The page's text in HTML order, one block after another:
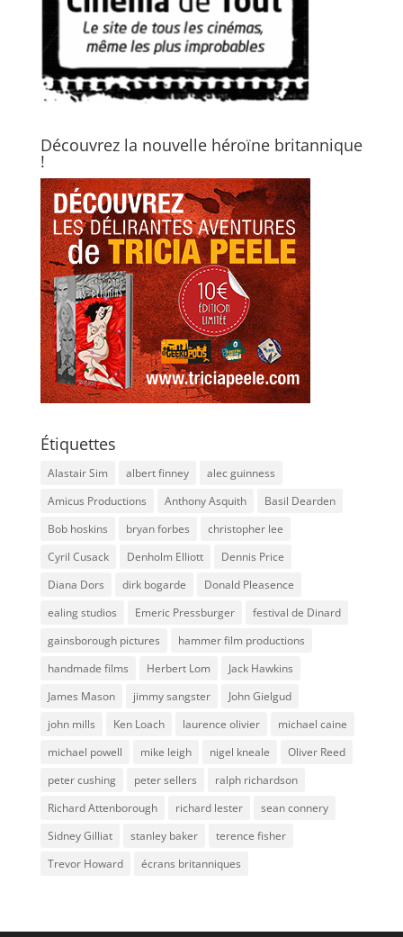
Découvrez la nouvelle héroïne britannique
!
Étiquettes
Alastair Sim albert finney
alec guinness
Amicus Productions
Anthony Asquith
Basil Dearden
Bob hoskins
bryan forbes
christopher lee
Cyril Cusack
Denholm Elliott
Dennis Price
Diana Dors
dirk bogarde
Donald Pleasence
ealing studios
Emeric Pressburger
festival de Dinard
gainsborough pictures
hammer film productions
handmade films
Herbert Lom
Jack Hawkins
James Mason
jimmy sangster
John Gielgud
john mills
Ken Loach laurence olivier
michael caine
michael powell
mike leigh nigel kneale
Oliver Reed
peter cushing
peter sellers
ralph richardson
Richard Attenborough
richard lester
sean connery
Sidney Gilliat
stanley baker
terence fisher
Trevor Howard
écrans britanniques